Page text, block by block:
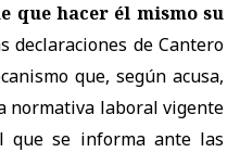
que hacer él mismo su
declaraciones de Cantero
que, según acusa,
normativa laboral vigente
que se informa ante las